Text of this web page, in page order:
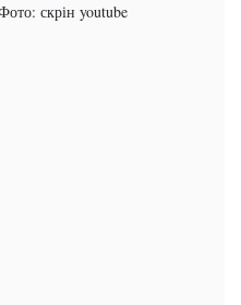
скрін youtube